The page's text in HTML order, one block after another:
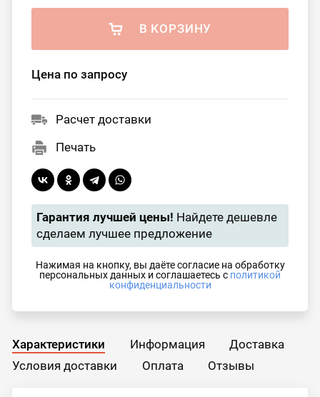
В КОРЗИНУ
Цена по запросу
Расчет доставки
Печать
Гарантия лучшей цены! Найдете дешевле
сделаем лучшее предложение
Нажимая на кнопку, вы даёте согласие на обработку
персональных данных и соглашаетесь с политикой
конфиденциальности
Характеристики Информация
Доставка
Условия доставки
Оплата Отзывы